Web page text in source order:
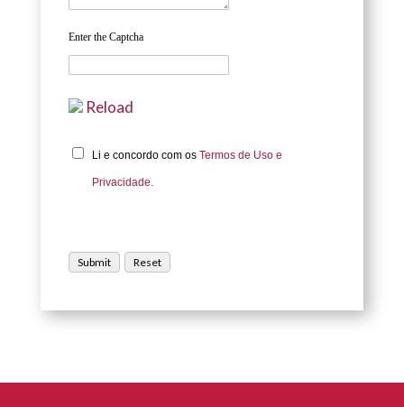
Enter the Captcha
Reload
Li e concordo com os Termos de Uso e
Privacidade.